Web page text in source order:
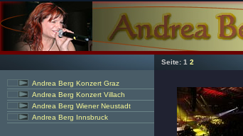
Seite: 1 2
Andrea Berg Konzert Graz
Andrea Berg Konzert Villach
Andrea Berg Wiener Neustadt
Andrea Berg Innsbruck